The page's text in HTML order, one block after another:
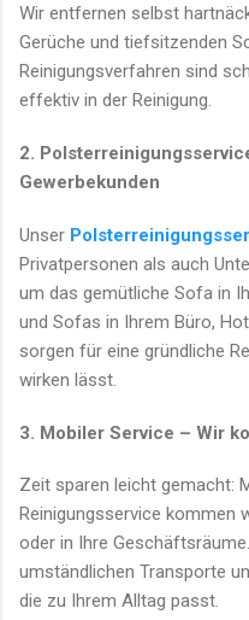
Wir entfernen selbst
Gerüche und tiefsitzenden
Reinigungsverfahren sind
effektiv in der Reinigung.
2.
Gewerbekunden
Unser
Privatpersonen als auch
um das gemütliche Sofa in
und Sofas in Ihrem Büro,
sorgen für eine gründliche
wirken lässt.
3. Mobiler Service – Wir
Zeit sparen leicht gemacht:
Reinigungsservice kommen
oder in Ihre
umständlichen Transporte
die zu Ihrem Alltag passt.